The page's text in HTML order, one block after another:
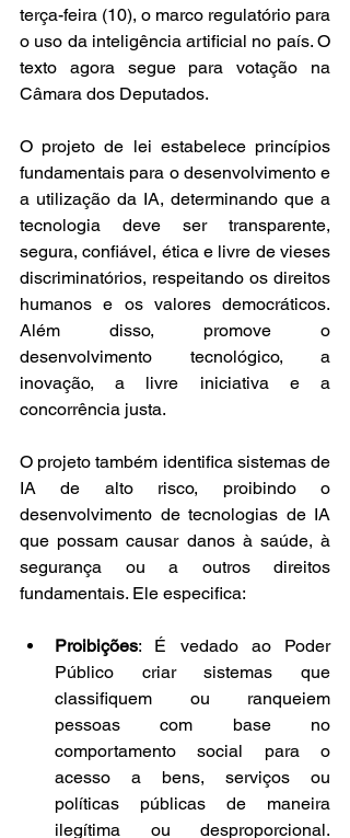
terça-feira (10), o marco regulatório para
o uso da inteligência artificial no país. O
texto agora segue para votação na
Câmara dos Deputados.
O projeto de lei estabelece princípios
fundamentais para o desenvolvimento e
a utilização da IA, determinando que a
tecnologia deve ser transparente,
segura, confiável, ética e livre de vieses
discriminatórios, respeitando os direitos
humanos e os valores democráticos.
Além disso, promove o
desenvolvimento tecnológico, a
inovação, a livre iniciativa e a
concorrência justa.
O projeto também identifica sistemas de
IA de alto risco, proibindo o
desenvolvimento de tecnologias de IA
que possam causar danos à saúde, à
segurança ou a outros direitos
fundamentais. Ele especifica:
Proibições: É vedado ao Poder
Público criar sistemas que
classifiquem ou ranqueiem
pessoas com base no
comportamento social para o
acesso a bens, serviços ou
políticas públicas de maneira
ilegítima ou desproporcional.